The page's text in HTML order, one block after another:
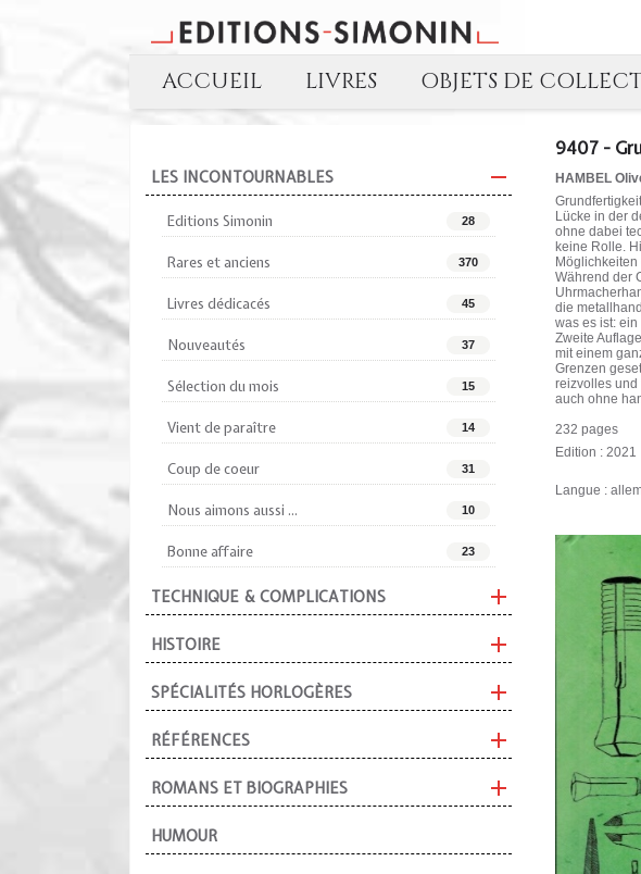
ACCUEIL LIVRES OBJETS DE
LES INCONTOURNABLES
Editions Simonin 28
Rares et anciens 370
Livres dédicacés 45
Nouveautés 37
Sélection du mois 15
Vient de paraître 14
Coup de coeur 31
Nous aimons aussi ... 10
Bonne affaire 23
TECHNIQUE & COMPLICATIONS
HISTOIRE
SPÉCIALITÉS HORLOGÈRES
RÉFÉRENCES
ROMANS ET BIOGRAPHIES
HUMOUR
9407 -
HAMBEL
Lücke in der
ohne dabei
keine Rolle.
Während der
die
was es ist:
Zweite
mit einem
Grenzen
reizvolles und
auch ohne
232 pages
Edition : 2021
Langue :